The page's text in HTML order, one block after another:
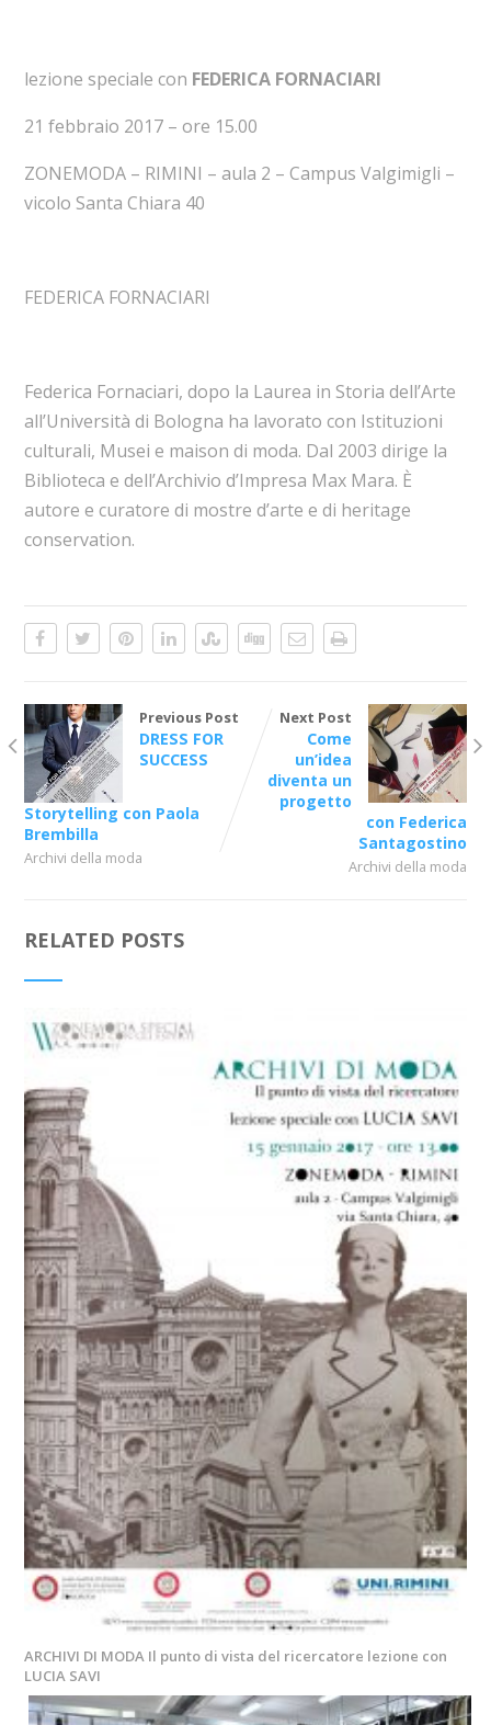
lezione speciale con FEDERICA FORNACIARI
21 febbraio 2017 – ore 15.00
ZONEMODA – RIMINI – aula 2 – Campus Valgimigli –
vicolo Santa Chiara 40
FEDERICA FORNACIARI
Federica Fornaciari, dopo la Laurea in Storia dell’Arte
all’Università di Bologna ha lavorato con Istituzioni
culturali, Musei e maison di moda. Dal 2003 dirige la
Biblioteca e dell’Archivio d’Impresa Max Mara. È
autore e curatore di mostre d’arte e di heritage
conservation.
Previous Post
DRESS FOR
SUCCESS
Storytelling con Paola
Brembilla
Archivi della moda
Next Post
Come
un’idea
diventa un
progetto
con Federica
Santagostino
Archivi della moda
RELATED POSTS
ARCHIVI DI MODA Il punto di vista del ricercatore lezione con
LUCIA SAVI